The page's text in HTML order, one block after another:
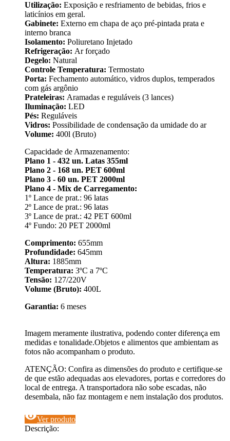
Utilização: Exposição e resfriamento de bebidas, frios e
laticínios em geral.
Gabinete: Externo em chapa de aço pré-pintada prata e
interno branca
Isolamento: Poliuretano Injetado
Refrigeração: Ar forçado
Degelo: Natural
Controle Temperatura: Termostato
Porta: Fechamento automático, vidros duplos, temperados
com gás argônio
Prateleiras: Aramadas e reguláveis (3 lances)
Iluminação: LED
Pés: Reguláveis
Vidros: Possibilidade de condensação da umidade do ar
Volume: 400l (Bruto)
Capacidade de Armazenamento:
Plano 1 - 432 un. Latas 355ml
Plano 2 - 168 un. PET 600ml
Plano 3 - 60 un. PET 2000ml
Plano 4 - Mix de Carregamento:
1º Lance de prat.: 96 latas
2º Lance de prat.: 96 latas
3º Lance de prat.: 42 PET 600ml
4º Fundo: 20 PET 2000ml
Comprimento: 655mm
Profundidade: 645mm
Altura: 1885mm
Temperatura: 3ºC a 7ºC
Tensão: 127/220V
Volume (Bruto): 400L
Garantia: 6 meses
Imagem meramente ilustrativa, podendo conter diferença em
medidas e tonalidade.Objetos e alimentos que ambientam as
fotos não acompanham o produto.
ATENÇÃO: Confira as dimensões do produto e certifique-se
de que estão adequadas aos elevadores, portas e corredores do
local de entrega. A transportadora não sobe escadas, não
desembala, não faz montagem e nem instalação dos produtos.
visibilityVer produto
Descrição: